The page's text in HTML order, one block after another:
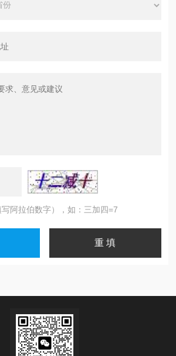
阿拉伯数字），如：三加四=7